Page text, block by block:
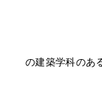
の建築学科のあ